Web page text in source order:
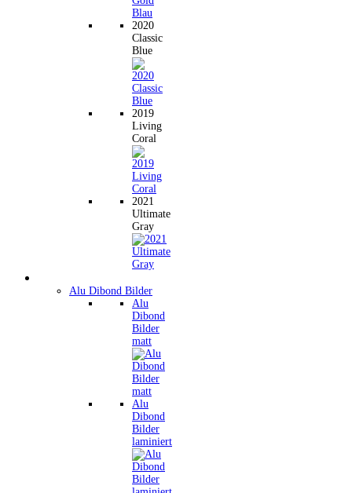
2020
Classic
Blue
2019
Living
Coral
2021
Ultimate
Gray
Alu Dibond Bilder
Alu
Dibond
Bilder
matt
Alu
Dibond
Bilder
laminiert